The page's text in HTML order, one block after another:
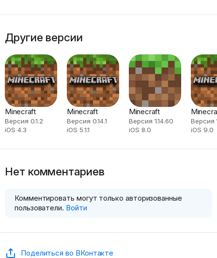
Другие версии
Minecraft
Версия 0.1.2
iOS 4.3
Minecraft
Версия 0.14.1
iOS 5.1.1
Minecraft
Версия 1.14.60
iOS 8.0
Версия
iOS 9.0
Нет комментариев
Комментировать могут только авторизованные
пользователи. Войти
Поделиться во ВКонтакте